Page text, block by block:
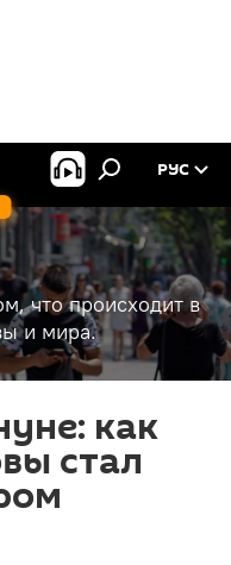
РУС
что происходит в
и мира.
как
стал